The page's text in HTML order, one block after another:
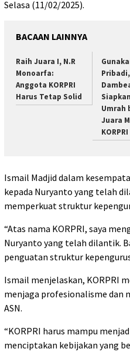
Selasa (11/02/2025).
BACAAN LAINNYA
Raih Juara I, N.R
Monoarfa:
Anggota KORPRI
Harus Tetap Solid
Umrah
Juara
KORPRI
Ismail Madjid dalam
kepada Nuryanto yang telah
memperkuat struktur
“Atas nama KORPRI, saya
Nuryanto yang telah dilantik.
penguatan struktur
Ismail menjelaskan, KORPRI
menjaga profesionalisme dan
ASN.
“KORPRI harus mampu
menciptakan kebijakan yang